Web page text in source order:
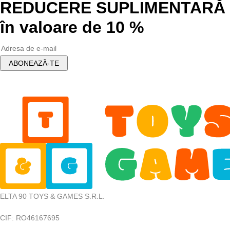
REDUCERE SUPLIMENTARĂ
în valoare de 10 %
ELTA 90 TOYS & GAMES S.R.L.
CIF: RO46167695